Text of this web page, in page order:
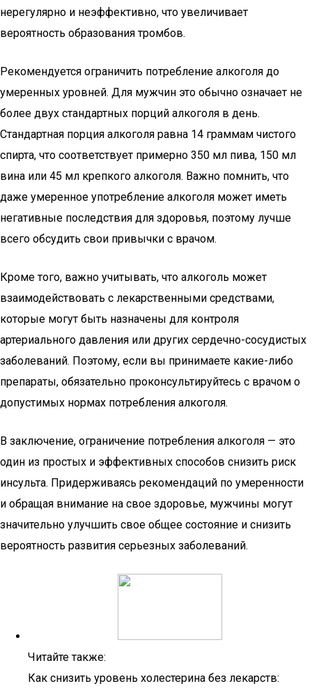
нерегулярно и неэффективно, что увеличивает
вероятность образования тромбов.
Рекомендуется ограничить потребление алкоголя до
умеренных уровней. Для мужчин это обычно означает не
более двух стандартных порций алкоголя в день.
Стандартная порция алкоголя равна 14 граммам чистого
спирта, что соответствует примерно 350 мл пива, 150 мл
вина или 45 мл крепкого алкоголя. Важно помнить, что
даже умеренное употребление алкоголя может иметь
негативные последствия для здоровья, поэтому лучше
всего обсудить свои привычки с врачом.
Кроме того, важно учитывать, что алкоголь может
взаимодействовать с лекарственными средствами,
которые могут быть назначены для контроля
артериального давления или других сердечно-сосудистых
заболеваний. Поэтому, если вы принимаете какие-либо
препараты, обязательно проконсультируйтесь с врачом о
допустимых нормах потребления алкоголя.
В заключение, ограничение потребления алкоголя — это
один из простых и эффективных способов снизить риск
инсульта. Придерживаясь рекомендаций по умеренности
и обращая внимание на свое здоровье, мужчины могут
значительно улучшить свое общее состояние и снизить
вероятность развития серьезных заболеваний.
Читайте также:
Как снизить уровень холестерина без лекарств: